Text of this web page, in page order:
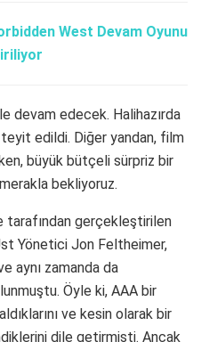
West Devam Oyunu
devam edecek. Halihazırda
edildi. Diğer yandan, film
büyük bütçeli sürpriz bir
bekliyoruz.
tarafından gerçekleştirilen
Yönetici Jon Feltheimer,
aynı zamanda da
Öyle ki, AAA bir
ve kesin olarak bir
dile getirmişti. Ancak